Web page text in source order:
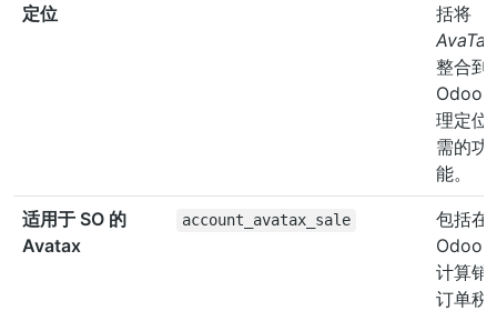
定位
括将
AvaTax
整合到
Odoo
理定位
需的功
能。
适用于 SO 的
Avatax
account_avatax_sale
包括在
Odoo
计算销
订单税